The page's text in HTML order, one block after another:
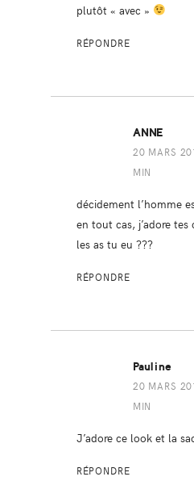
plutôt « avec »
RÉPONDRE
ANNE
20 MARS
MIN
décidement l’homme
en tout cas, j’adore tes
les as tu eu ???
RÉPONDRE
Pauline
20 MARS
MIN
J’adore ce look et la
RÉPONDRE